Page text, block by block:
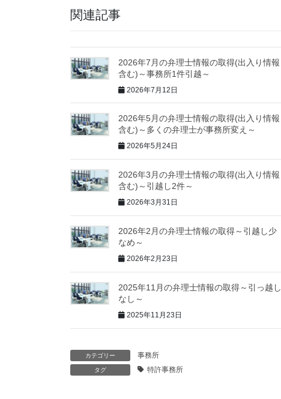
関連記事
2026年7月の弁理士情報の取得(出入り情報
含む)～事務所1件引越～
2026年7月12日
2026年5月の弁理士情報の取得(出入り情報
含む)～多くの弁理士が事務所変え～
2026年5月24日
2026年3月の弁理士情報の取得(出入り情報
含む)～引越し2件～
2026年3月31日
2026年2月の弁理士情報の取得～引越し少
なめ～
2026年2月23日
2025年11月の弁理士情報の取得～引っ越し
なし～
2025年11月23日
カテゴリー 事務所
タグ 特許事務所